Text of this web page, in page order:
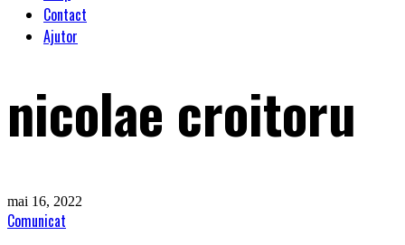
Contact
Ajutor
nicolae croitoru
mai 16, 2022
Comunicat